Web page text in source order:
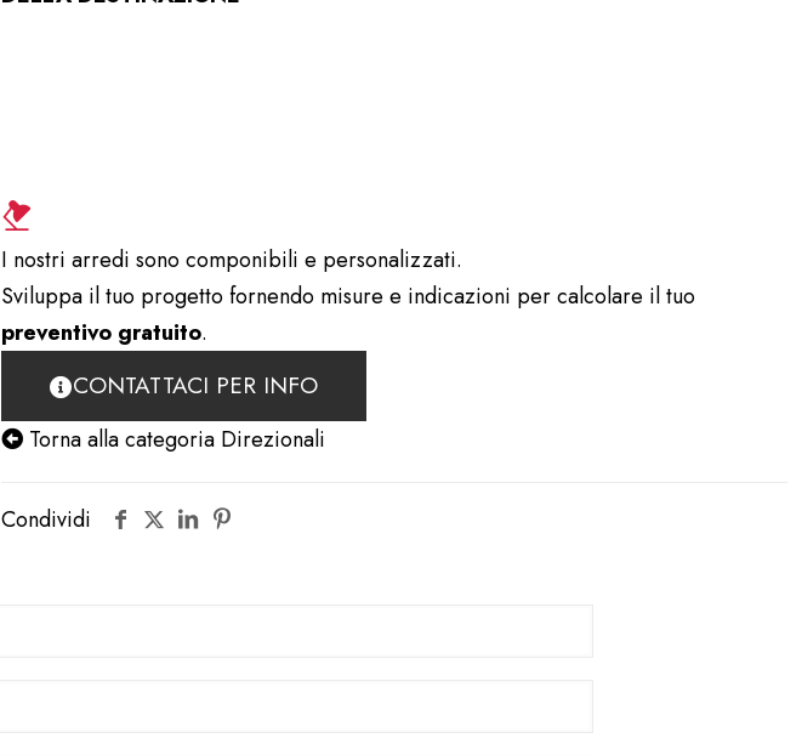
I nostri arredi sono componibili e personalizzati.
Sviluppa il tuo progetto fornendo misure e indicazioni per calcolare il tuo
preventivo gratuito.
CONTATTACI PER INFO
Torna alla categoria Direzionali
Condividi